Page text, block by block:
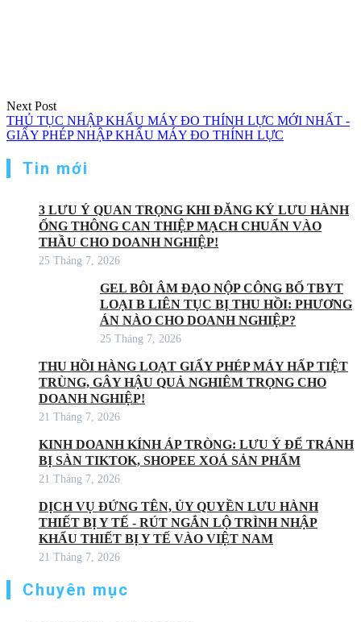
Next Post
THỦ TỤC NHẬP KHẨU MÁY ĐO THÍNH LỰC MỚI NHẤT -
GIẤY PHÉP NHẬP KHẨU MÁY ĐO THÍNH LỰC
Tin mới
3 LƯU Ý QUAN TRỌNG KHI ĐĂNG KÝ LƯU HÀNH
ỐNG THÔNG CAN THIỆP MẠCH CHUẨN VÀO
THẦU CHO DOANH NGHIỆP!
25 Tháng 7, 2026
GEL BÔI ÂM ĐẠO NỘP CÔNG BỐ TBYT
LOẠI B LIÊN TỤC BỊ THU HỒI: PHƯƠNG
ÁN NÀO CHO DOANH NGHIỆP?
25 Tháng 7, 2026
THU HỒI HÀNG LOẠT GIẤY PHÉP MÁY HẤP TIỆT
TRÙNG, GÂY HẬU QUẢ NGHIÊM TRỌNG CHO
DOANH NGHIỆP!
21 Tháng 7, 2026
KINH DOANH KÍNH ÁP TRÒNG: LƯU Ý ĐỂ TRÁNH
BỊ SÀN TIKTOK, SHOPEE XOÁ SẢN PHẨM
21 Tháng 7, 2026
DỊCH VỤ ĐỨNG TÊN, ỦY QUYỀN LƯU HÀNH
THIẾT BỊ Y TẾ - RÚT NGẮN LỘ TRÌNH NHẬP
KHẨU THIẾT BỊ Y TẾ VÀO VIỆT NAM
21 Tháng 7, 2026
Chuyên mục